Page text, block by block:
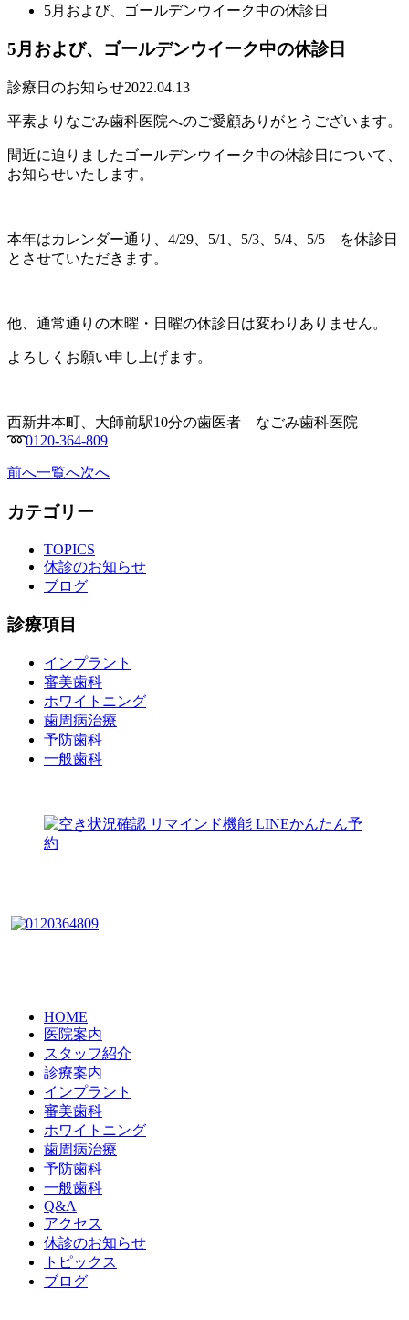
5月および、ゴールデンウイーク中の休診日
5月および、ゴールデンウイーク中の休診日
診療日のお知らせ2022.04.13
平素よりなごみ歯科医院へのご愛顧ありがとうございます。
間近に迫りましたゴールデンウイーク中の休診日について、
お知らせいたします。
本年はカレンダー通り、4/29、5/1、5/3、5/4、5/5 を休診日
とさせていただきます。
他、通常通りの木曜・日曜の休診日は変わりありません。
よろしくお願い申し上げます。
西新井本町、大師前駅10分の歯医者 なごみ歯科医院
➿0120-364-809
前へ一覧へ次へ
カテゴリー
TOPICS
休診のお知らせ
ブログ
診療項目
インプラント
審美歯科
ホワイトニング
歯周病治療
予防歯科
一般歯科
HOME
医院案内
スタッフ紹介
診療案内
インプラント
審美歯科
ホワイトニング
歯周病治療
予防歯科
一般歯科
Q&A
アクセス
休診のお知らせ
トピックス
ブログ